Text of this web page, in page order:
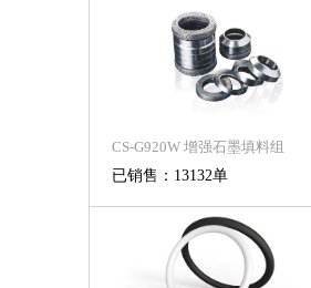
CS-G920W 增强石墨填料组
已销售：13132单